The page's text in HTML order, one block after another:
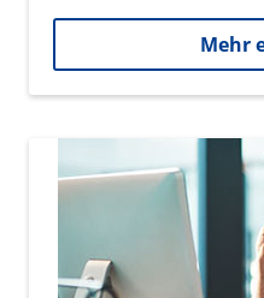
Mehr